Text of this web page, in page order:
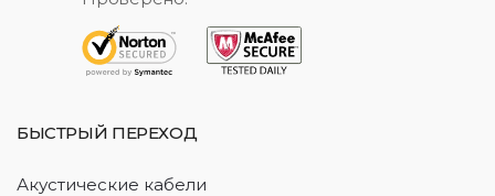
БЫСТРЫЙ ПЕРЕХОД
Акустические кабели